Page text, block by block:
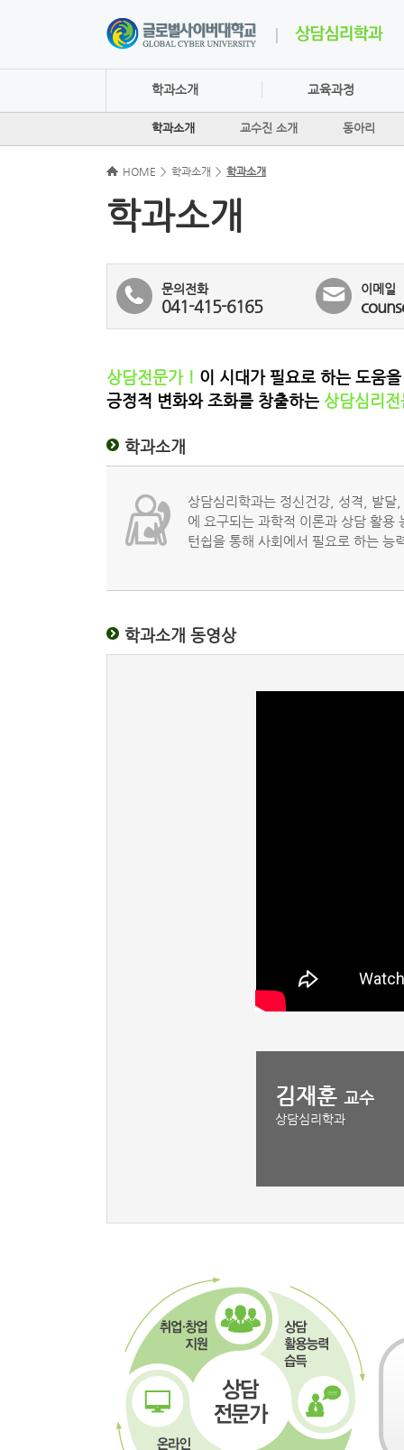
학과소개
학과소개 교수진 소개 동아리
교육과정
HOME > 학과소개 > 학과소개
학과소개
문의전화
041-415-6165
이메일
상담전문가 ! 이 시대가 필요로 하는 도움
긍정적 변화와 조화를 창출하는 상담심리
학과소개
상담심리학과는 정신건강, 성격, 발
에 요구되는 과학적 이론과 상담 활용
턴쉽을 통해 사회에서 필요로 하는 능
학과소개 동영상
김재훈 교수
상담심리학과